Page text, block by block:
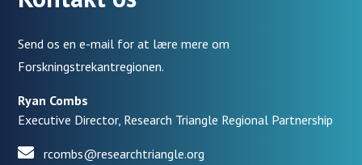
Send os en e-mail for at lære mere om
Forskningstrekantregionen.
Ryan Combs
Executive Director, Research Triangle Regional Partnership
rcombs@researchtriangle.org